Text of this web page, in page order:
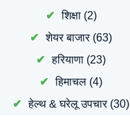
शिक्षा(2)
शेयर बाजार(63)
हरियाणा (23)
हिमाचल (4)
हेल्थ & घरेलू उपचार(30)